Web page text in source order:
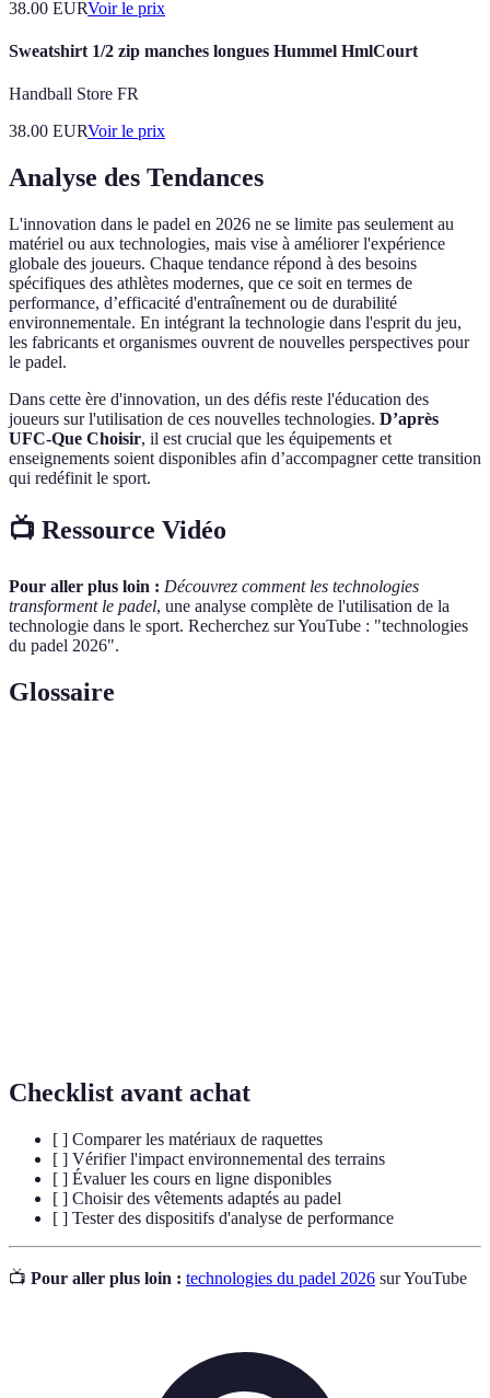
38.00 EURVoir le prix
Sweatshirt 1/2 zip manches longues Hummel HmlCourt
Handball Store FR
38.00 EURVoir le prix
Analyse des Tendances
L'innovation dans le padel en 2026 ne se limite pas seulement au
matériel ou aux technologies, mais vise à améliorer l'expérience
globale des joueurs. Chaque tendance répond à des besoins
spécifiques des athlètes modernes, que ce soit en termes de
performance, d’efficacité d'entraînement ou de durabilité
environnementale. En intégrant la technologie dans l'esprit du jeu,
les fabricants et organismes ouvrent de nouvelles perspectives pour
le padel.
Dans cette ère d'innovation, un des défis reste l'éducation des
joueurs sur l'utilisation de ces nouvelles technologies. D’après
UFC-Que Choisir, il est crucial que les équipements et
enseignements soient disponibles afin d’accompagner cette transition
qui redéfinit le sport.
📺 Ressource Vidéo
Pour aller plus loin : Découvrez comment les technologies
transforment le padel, une analyse complète de l'utilisation de la
technologie dans le sport. Recherchez sur YouTube : "technologies
du padel 2026".
Glossaire
Checklist avant achat
[ ] Comparer les matériaux de raquettes
[ ] Vérifier l'impact environnemental des terrains
[ ] Évaluer les cours en ligne disponibles
[ ] Choisir des vêtements adaptés au padel
[ ] Tester des dispositifs d'analyse de performance
📺 Pour aller plus loin : technologies du padel 2026 sur YouTube